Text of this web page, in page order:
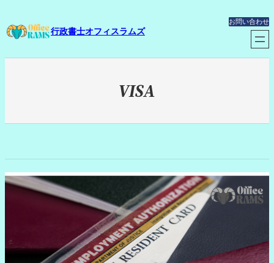
を
キ
行政書士オフィスラムズ
お問い合わせ
VISA